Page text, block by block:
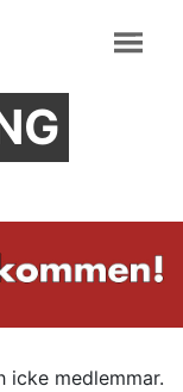
icke medlemmar.